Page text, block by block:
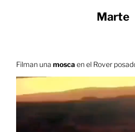
Marte
Filman una moscaen el Rover